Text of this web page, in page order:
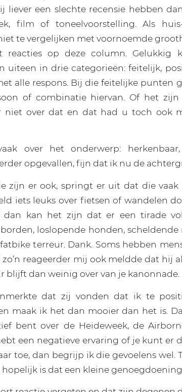
liever een slechte recensie hebben
film of toneelvoorstelling. Als
te vergelijken met voornoemde
reacties op deze column. Gelukkig
uiteen in drie categorieën: feitelijk,
alle respons. Bij die feitelijke punten
of combinatie hiervan. Of het zijn
niet over dat en dat had u toch ook
over het onderwerp:
opgevallen, fijn dat ik nu de
zijn er ook, springt er uit dat die vaak
iets leuks over fietsen of wandelen
dan kan het zijn dat er een tirade
loslopende honden,
terreur. Dank. Soms hebben
reageerder mij ook meldde dat hij
blijft dan weinig over van je kanonnade.
dat zij vonden dat ik te
maak ik het dan mooier dan het is.
bent over de Heideweek, de
een negatieve ervaring of je kunt er
toe, dan begrijp ik die gevoelens wel.
hopelijk is dat een kleine genoegdoening.